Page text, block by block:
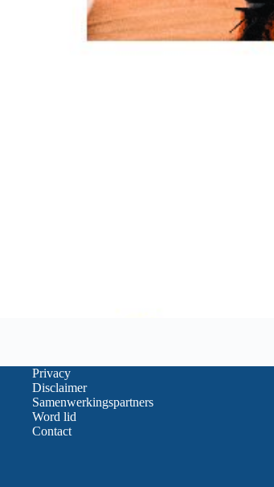
Privacy
Disclaimer
Samenwerkingspartners
Word lid
Contact